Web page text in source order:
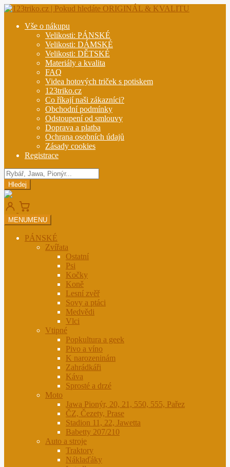
Přeskočit
navigaci
Přejít
obsahuVše o nákupu
Velikosti: PÁNSKÉ
Velikosti: DÁMSKÉ
Velikosti: DĚTSKÉ
Materiály a kvalita
FAQ
Videa hotových triček s potiskem
123triko.cz
Co říkají naši zákazníci?
Obchodní podmínky
Odstoupení od smlouvy
Doprava a platba
Ochrana osobních údajů
Zásady cookies
Registrace
Hledat
produkty
Hledej
MENUMENU
PÁNSKÉ
Zvířata
Ostatní
Psi
Kočky
Koně
Lesní zvěř
Sovy a ptáci
Medvědi
Vlci
Vtipné
Popkultura a geek
Pivo a víno
K narozeninám
Zahrádkáři
Káva
Sprosté a drzé
Moto
Jawa Pionýr, 20, 21, 550, 555, Pařez
ČZ, Čezety, Prase
Stadion 11, 22, Jawetta
Babetty 207/210
Auto a stroje
Traktory
Náklaďáky